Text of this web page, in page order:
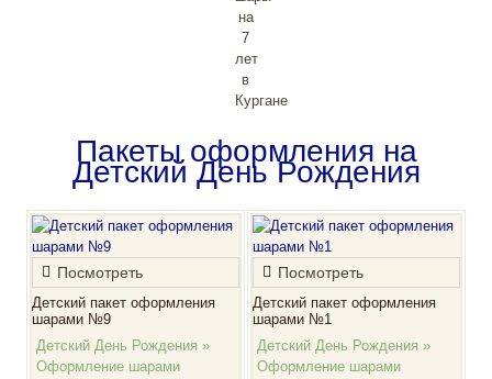
Пакеты оформления на
Детский День Рождения
Посмотреть
Детский пакет оформления
шарами №9
Детский День Рождения »
Оформление шарами
Посмотреть
Детский пакет оформления
шарами №1
Детский День Рождения »
Оформление шарами